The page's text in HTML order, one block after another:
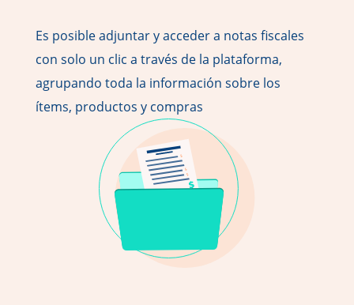
Es posible adjuntar y acceder a notas fiscales
con solo un clic a través de la plataforma,
agrupando toda la información sobre los
ítems, productos y compras